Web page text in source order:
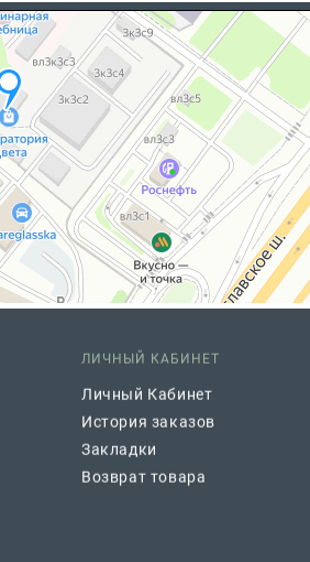
ЛИЧНЫЙ КАБИНЕТ
Личный Кабинет
История заказов
Закладки
Возврат товара